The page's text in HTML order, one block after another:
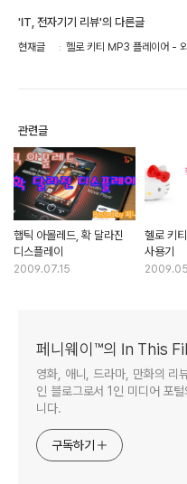
'IT, 전자기기 리뷰'의 다른글
현재글 헬로 키티 MP3 플레이어 -
관련글
햅틱 아몰레드, 확 달라진
디스플레이
2009.07.15
헬로 키
사용기
페니웨이™의 In This
영화, 애니, 드라마, 만화의 리
인 블로그로서 1인 미디어 포
니다.
구독하기